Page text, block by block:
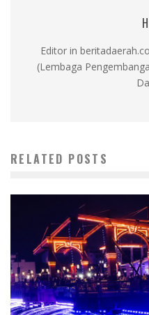
Editor in
(Lembaga
RELATED POSTS